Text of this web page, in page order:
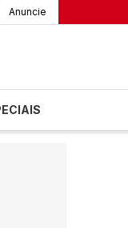
Anuncie